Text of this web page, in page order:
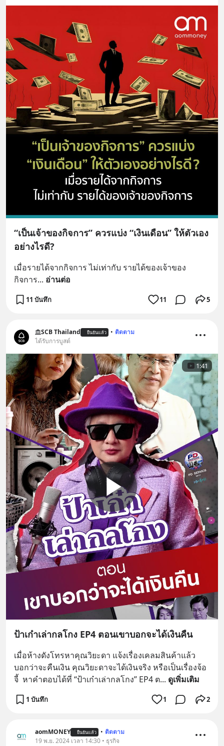
“เป็นเจ้าของกิจการ” ควรแบ่ง “เงินเดือน” ให้ตัวเอง
อย่างไรดี?
เมื่อรายได้จากกิจการ ไม่เท่ากับ รายได้ของเจ้าของ
กิจการ... อ่านต่อ
11 บันทึก 11 5
SCB Thailand ยืนยันแล้ว • ติดตาม
ได้รับการบูสต์
1:41
ป้าเก๋าเล่ากลโกง EP4 ตอนเขาบอกจะได้เงินคืน
เมื่อห้างดังโทรหาคุณวิยะดา แจ้งเรื่องเคลมสินค้าแล้ว
บอกว่าจะคืนเงิน คุณวิยะดาจะได้เงินจริง หรือเป็นเรื่องจ้อ
จี้  หาคำตอบได้ที่ “ป้าเก๋าเล่ากลโกง” EP4 ต... ดูเพิ่มเติม
1 บันทึก 1 2
aomMONEY ยืนยันแล้ว • ติดตาม
19 พ.ย. 2024 เวลา 14:30 • ธุรกิจ